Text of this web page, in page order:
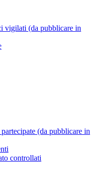
vigilati (da pubblicare in
(da pubblicare in
controllati